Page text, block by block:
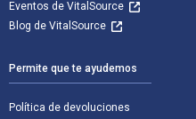
Eventos de VitalSource
Blog de VitalSource
Permite que te ayudemos
Política de devoluciones